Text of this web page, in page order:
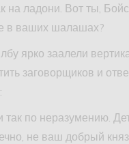
ладони. Вот ты,
в ваших шалашах?
ярко заалели
заговорщиков и
по неразумению.
не ваш добрый